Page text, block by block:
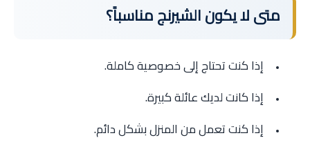
متى لا يكون الشيرنج مناسباً؟
إذا كنت تحتاج إلى خصوصية كاملة.
إذا كانت لديك عائلة كبيرة.
إذا كنت تعمل من المنزل بشكل دائم.